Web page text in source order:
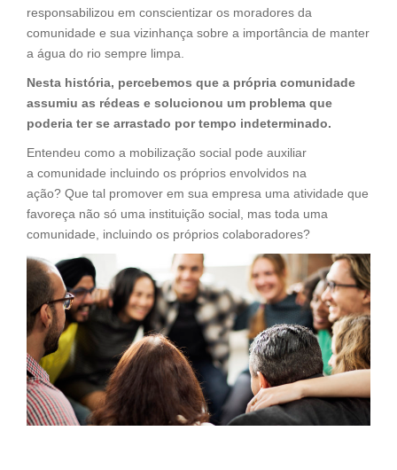
responsabilizou em conscientizar os moradores da
comunidade e sua vizinhança sobre a importância de manter
a água do rio sempre limpa.
Nesta história, percebemos que a própria comunidade
assumiu as rédeas e solucionou um problema que
poderia ter se arrastado por tempo indeterminado.
Entendeu como a mobilização social pode auxiliar
a comunidade incluindo os próprios envolvidos na
ação? Que tal promover em sua empresa uma atividade que
favoreça não só uma instituição social, mas toda uma
comunidade, incluindo os próprios colaboradores?